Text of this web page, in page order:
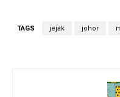
TAGS jejak johor